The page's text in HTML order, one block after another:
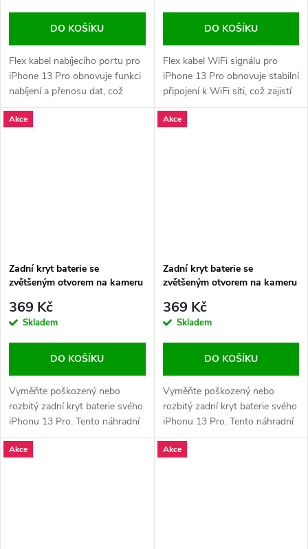
DO KOŠÍKU
Flex kabel nabíjecího portu pro
iPhone 13 Pro obnovuje funkci
nabíjení a přenosu dat, což
zajišťuje bezproblémové
připojení k nabíječce a přenos
DO KOŠÍKU
Flex kabel WiFi signálu pro
iPhone 13 Pro obnovuje stabilní
připojení k WiFi síti, což zajistí
plynulé internetové připojení a
zlepší výkon vašeho zařízení.
Akce
Zadní kryt baterie se
zvětšeným otvorem na kameru
369 Kč
Skladem
DO KOŠÍKU
Vyměňte poškozený nebo
rozbitý zadní kryt baterie svého
iPhonu 13 Pro. Tento náhradní
díl se zvětšeným otvorem na
kameru zajistí perfektní
Akce
Zadní kryt baterie se
zvětšeným otvorem na kameru
369 Kč
Skladem
DO KOŠÍKU
Vyměňte poškozený nebo
rozbitý zadní kryt baterie svého
iPhonu 13 Pro. Tento náhradní
díl se zvětšeným otvorem na
kameru zajistí perfektní
Akce Akce